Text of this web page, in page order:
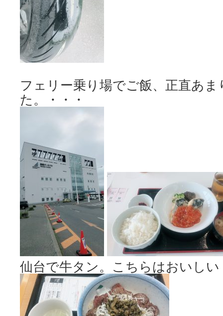
フェリー乗り場でご飯、正直あ
た。・・・
仙台で牛タン。こちらはおいしい